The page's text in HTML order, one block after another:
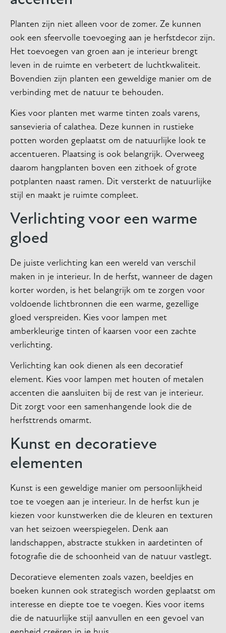
Planten zijn niet alleen voor de zomer. Ze kunnen
ook een sfeervolle toevoeging aan je herfstdecor zijn.
Het toevoegen van groen aan je interieur brengt
leven in de ruimte en verbetert de luchtkwaliteit.
Bovendien zijn planten een geweldige manier om de
verbinding met de natuur te behouden.
Kies voor planten met warme tinten zoals varens,
sansevieria of calathea. Deze kunnen in rustieke
potten worden geplaatst om de natuurlijke look te
accentueren. Plaatsing is ook belangrijk. Overweeg
daarom hangplanten boven een zithoek of grote
potplanten naast ramen. Dit versterkt de natuurlijke
stijl en maakt je ruimte compleet.
Verlichting voor een warme
gloed
De juiste verlichting kan een wereld van verschil
maken in je interieur. In de herfst, wanneer de dagen
korter worden, is het belangrijk om te zorgen voor
voldoende lichtbronnen die een warme, gezellige
gloed verspreiden. Kies voor lampen met
amberkleurige tinten of kaarsen voor een zachte
verlichting.
Verlichting kan ook dienen als een decoratief
element. Kies voor lampen met houten of metalen
accenten die aansluiten bij de rest van je interieur.
Dit zorgt voor een samenhangende look die de
herfsttrends omarmt.
Kunst en decoratieve
elementen
Kunst is een geweldige manier om persoonlijkheid
toe te voegen aan je interieur. In de herfst kun je
kiezen voor kunstwerken die de kleuren en texturen
van het seizoen weerspiegelen. Denk aan
landschappen, abstracte stukken in aardetinten of
fotografie die de schoonheid van de natuur vastlegt.
Decoratieve elementen zoals vazen, beeldjes en
boeken kunnen ook strategisch worden geplaatst om
interesse en diepte toe te voegen. Kies voor items
die de natuurlijke stijl aanvullen en een gevoel van